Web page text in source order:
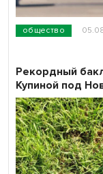
общество
Рекордный
Купиной под